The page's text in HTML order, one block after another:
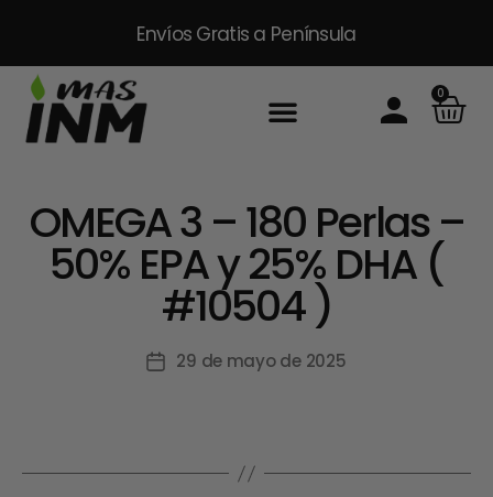
Envíos Gratis a Península
0
OMEGA 3 – 180 Perlas –
50% EPA y 25% DHA (
#10504 )
29 de mayo de 2025